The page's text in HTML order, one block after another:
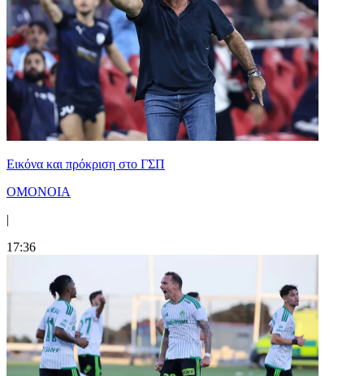
Εικόνα και πρόκριση στο ΓΣΠ
ΟΜΟΝΟΙΑ
|
17:36